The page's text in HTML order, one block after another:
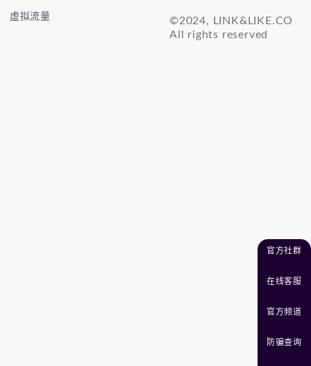
官方社群
在线客服
官方频道
防骗查询
虚拟流量
©2024, LINK&LIKE.CO
All rights reserved